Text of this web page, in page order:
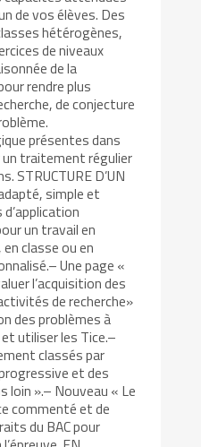
de vos élèves. Des
hétérogènes,
de niveaux
de la
rendre plus
de conjecture
présentes dans
traitement régulier
STRUCTURE D’UN
simple et
un travail en
classe ou en
Une page «
l’acquisition des
de recherche»
des problèmes à
et utiliser les Tice.–
classés par
et des
loin ».– Nouveau « Le
commenté et de
du BAC pour